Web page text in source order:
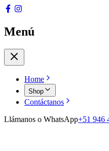
Menú
Home
Shop
Contáctanos
Llámanos o WhatsApp+51 946